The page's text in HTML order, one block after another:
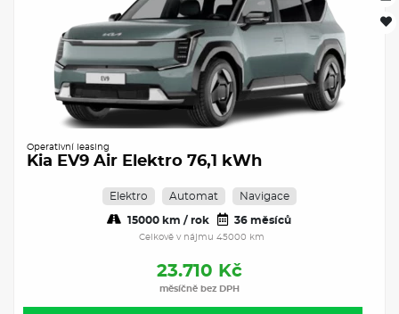
Operativní leasing
Kia EV9 Air Elektro 76,1 kWh
Elektro Automat Navigace
15000 km / rok 36 měsíců
Celkově v nájmu 45000 km
23.710 Kč
měsíčně bez DPH